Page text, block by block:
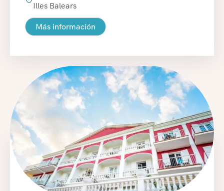
Illes Balears
Más información